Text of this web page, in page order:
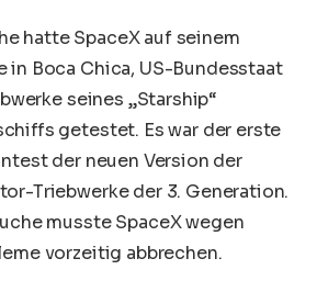
hatte SpaceX auf seinem
in Boca Chica, US-Bundesstaat
seines „Starship“
getestet. Es war der erste
der neuen Version der
Triebwerke der 3. Generation.
musste SpaceX wegen
vorzeitig abbrechen.